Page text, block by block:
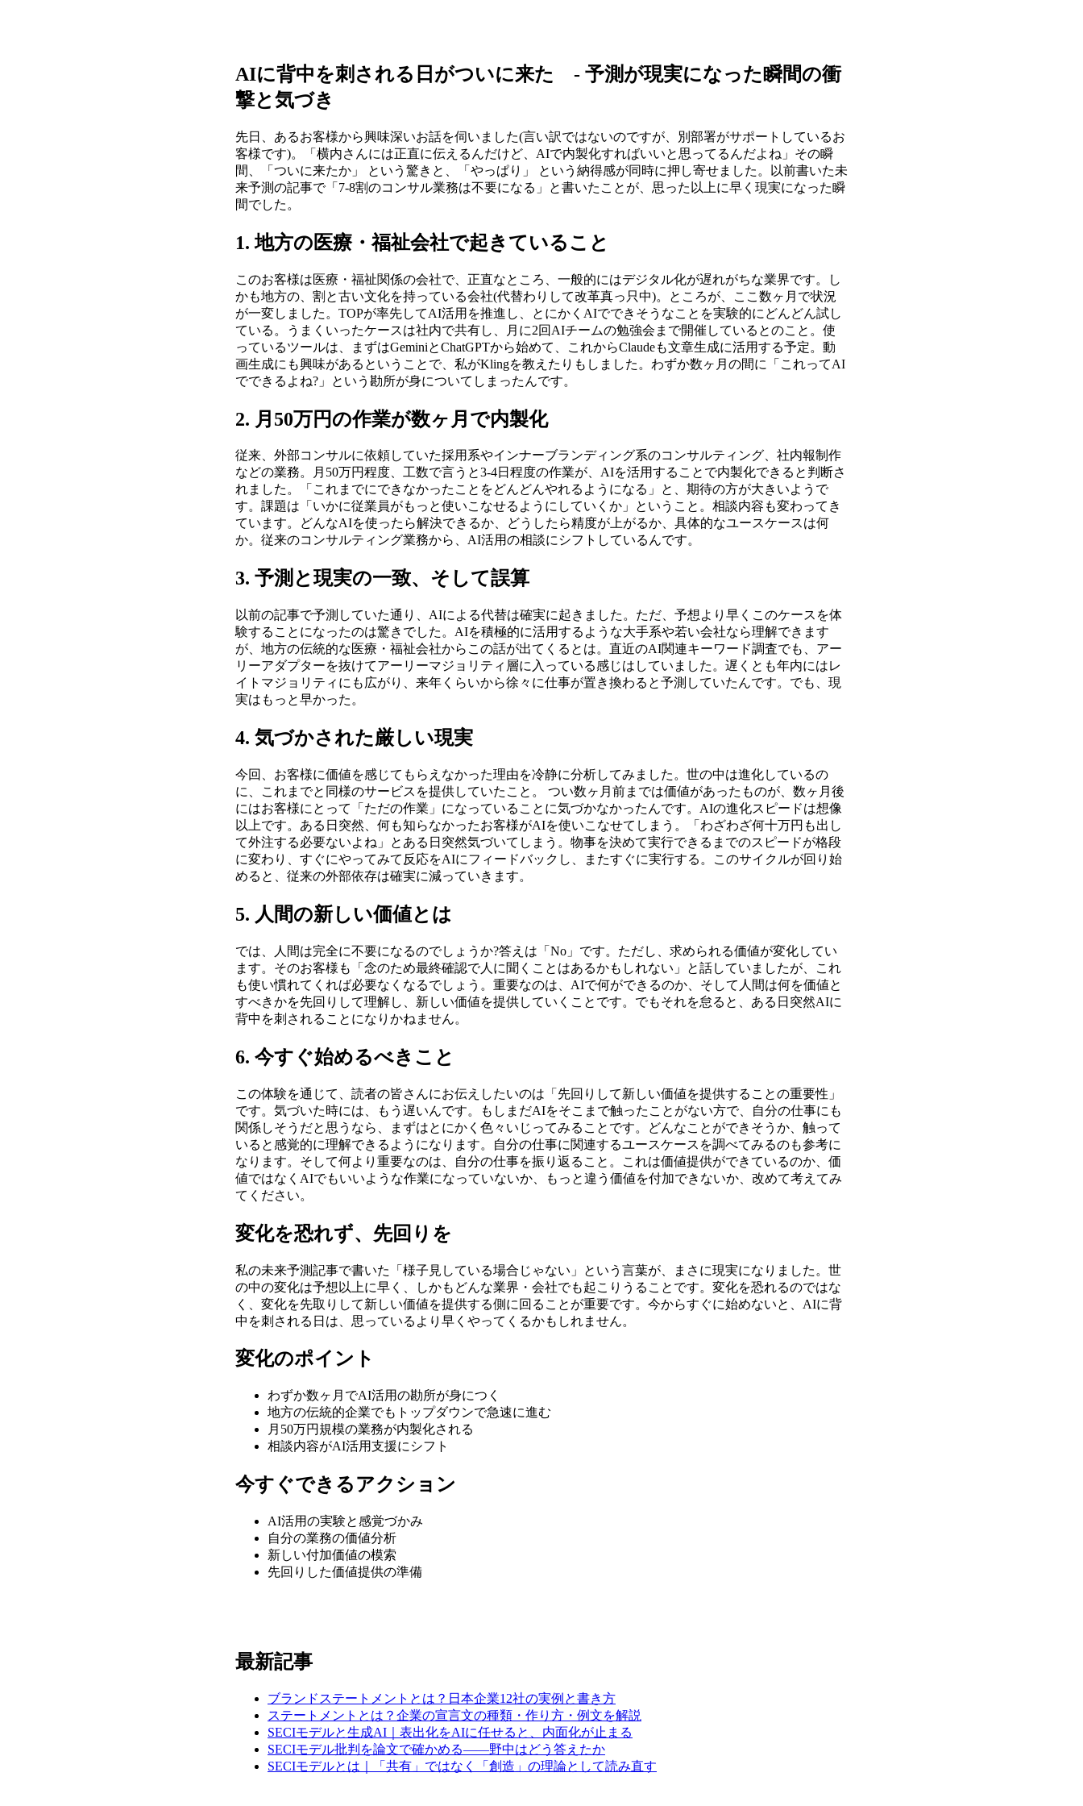
AIに背中を刺される日がついに来た - 予測が現実になった瞬間の衝
撃と気づき
先日、あるお客様から興味深いお話を伺いました(言い訳ではないのですが、別部署がサポートしているお
客様です)。「横内さんには正直に伝えるんだけど、AIで内製化すればいいと思ってるんだよね」その瞬
間、「ついに来たか」 という驚きと、「やっぱり」 という納得感が同時に押し寄せました。以前書いた未
来予測の記事で「7-8割のコンサル業務は不要になる」と書いたことが、思った以上に早く現実になった瞬
間でした。
1. 地方の医療・福祉会社で起きていること
このお客様は医療・福祉関係の会社で、正直なところ、一般的にはデジタル化が遅れがちな業界です。し
かも地方の、割と古い文化を持っている会社(代替わりして改革真っ只中)。ところが、ここ数ヶ月で状況
が一変しました。TOPが率先してAI活用を推進し、とにかくAIでできそうなことを実験的にどんどん試し
ている。うまくいったケースは社内で共有し、月に2回AIチームの勉強会まで開催しているとのこと。使
っているツールは、まずはGeminiとChatGPTから始めて、これからClaudeも文章生成に活用する予定。動
画生成にも興味があるということで、私がKlingを教えたりもしました。わずか数ヶ月の間に「これってAI
でできるよね?」という勘所が身についてしまったんです。
2. 月50万円の作業が数ヶ月で内製化
従来、外部コンサルに依頼していた採用系やインナーブランディング系のコンサルティング、社内報制作
などの業務。月50万円程度、工数で言うと3-4日程度の作業が、AIを活用することで内製化できると判断さ
れました。「これまでにできなかったことをどんどんやれるようになる」と、期待の方が大きいようで
す。課題は「いかに従業員がもっと使いこなせるようにしていくか」ということ。相談内容も変わってき
ています。どんなAIを使ったら解決できるか、どうしたら精度が上がるか、具体的なユースケースは何
か。従来のコンサルティング業務から、AI活用の相談にシフトしているんです。
3. 予測と現実の一致、そして誤算
以前の記事で予測していた通り、AIによる代替は確実に起きました。ただ、予想より早くこのケースを体
験することになったのは驚きでした。AIを積極的に活用するような大手系や若い会社なら理解できます
が、地方の伝統的な医療・福祉会社からこの話が出てくるとは。直近のAI関連キーワード調査でも、アー
リーアダプターを抜けてアーリーマジョリティ層に入っている感じはしていました。遅くとも年内にはレ
イトマジョリティにも広がり、来年くらいから徐々に仕事が置き換わると予測していたんです。でも、現
実はもっと早かった。
4. 気づかされた厳しい現実
今回、お客様に価値を感じてもらえなかった理由を冷静に分析してみました。世の中は進化しているの
に、これまでと同様のサービスを提供していたこと。 つい数ヶ月前までは価値があったものが、数ヶ月後
にはお客様にとって「ただの作業」になっていることに気づかなかったんです。AIの進化スピードは想像
以上です。ある日突然、何も知らなかったお客様がAIを使いこなせてしまう。「わざわざ何十万円も出し
て外注する必要ないよね」とある日突然気づいてしまう。物事を決めて実行できるまでのスピードが格段
に変わり、すぐにやってみて反応をAIにフィードバックし、またすぐに実行する。このサイクルが回り始
めると、従来の外部依存は確実に減っていきます。
5. 人間の新しい価値とは
では、人間は完全に不要になるのでしょうか?答えは「No」です。ただし、求められる価値が変化してい
ます。そのお客様も「念のため最終確認で人に聞くことはあるかもしれない」と話していましたが、これ
も使い慣れてくれば必要なくなるでしょう。重要なのは、AIで何ができるのか、そして人間は何を価値と
すべきかを先回りして理解し、新しい価値を提供していくことです。でもそれを怠ると、ある日突然AIに
背中を刺されることになりかねません。
6. 今すぐ始めるべきこと
この体験を通じて、読者の皆さんにお伝えしたいのは「先回りして新しい価値を提供することの重要性」
です。気づいた時には、もう遅いんです。もしまだAIをそこまで触ったことがない方で、自分の仕事にも
関係しそうだと思うなら、まずはとにかく色々いじってみることです。どんなことができそうか、触って
いると感覚的に理解できるようになります。自分の仕事に関連するユースケースを調べてみるのも参考に
なります。そして何より重要なのは、自分の仕事を振り返ること。これは価値提供ができているのか、価
値ではなくAIでもいいような作業になっていないか、もっと違う価値を付加できないか、改めて考えてみ
てください。
変化を恐れず、先回りを
私の未来予測記事で書いた「様子見している場合じゃない」という言葉が、まさに現実になりました。世
の中の変化は予想以上に早く、しかもどんな業界・会社でも起こりうることです。変化を恐れるのではな
く、変化を先取りして新しい価値を提供する側に回ることが重要です。今からすぐに始めないと、AIに背
中を刺される日は、思っているより早くやってくるかもしれません。
変化のポイント
わずか数ヶ月でAI活用の勘所が身につく
地方の伝統的企業でもトップダウンで急速に進む
月50万円規模の業務が内製化される
相談内容がAI活用支援にシフト
今すぐできるアクション
AI活用の実験と感覚づかみ
自分の業務の価値分析
新しい付加価値の模索
先回りした価値提供の準備
最新記事
ブランドステートメントとは？日本企業12社の実例と書き方
ステートメントとは？企業の宣言文の種類・作り方・例文を解説
SECIモデルと生成AI｜表出化をAIに任せると、内面化が止まる
SECIモデル批判を論文で確かめる——野中はどう答えたか
SECIモデルとは｜「共有」ではなく「創造」の理論として読み直す